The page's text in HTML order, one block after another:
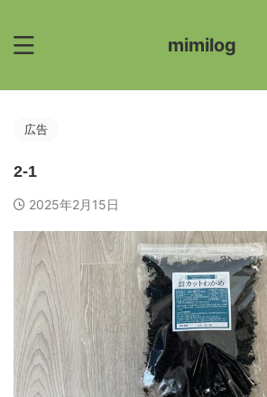
mimilog
広告
2-1
2025年2月15日